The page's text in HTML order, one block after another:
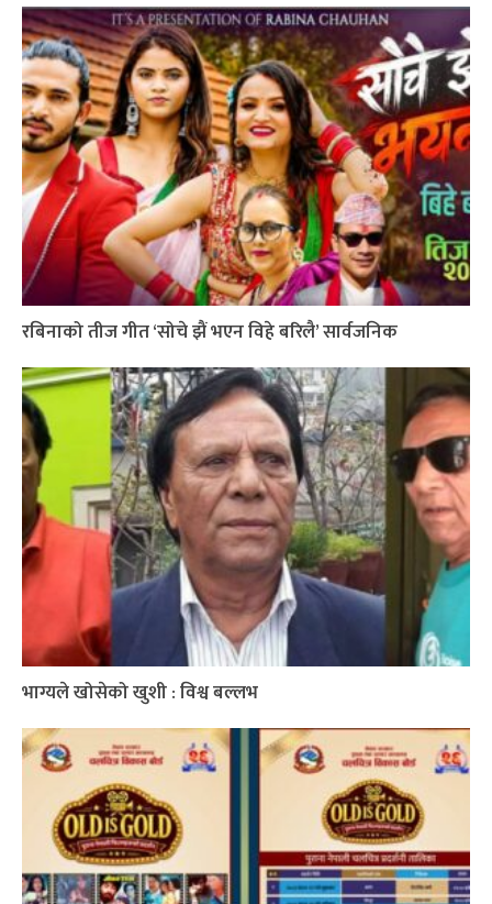
रबिनाको तीज गीत ‘सोचे झैं भएन विहे बरिलै’ सार्वजनिक
भाग्यले खोसेको खुशी : विश्व बल्लभ